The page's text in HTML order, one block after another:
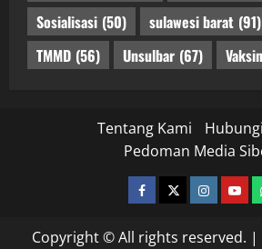
Sosialisasi (50) sulawesi barat (91)
TMMD (56) Unsulbar (67) Vaksin
Tentang Kami
Pedoman Media
facebooktwitter
Copyright © All rights reserved. |